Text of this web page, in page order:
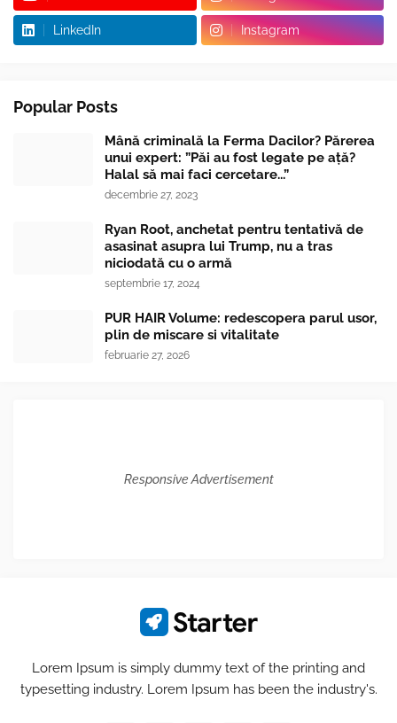
LinkedIn Instagram
Popular Posts
Mână criminală la Ferma Dacilor? Părerea
unui expert: ”Păi au fost legate pe ață?
Halal să mai faci cercetare...”
decembrie 27, 2023
Ryan Root, anchetat pentru tentativă de
asasinat asupra lui Trump, nu a tras
niciodată cu o armă
septembrie 17, 2024
PUR HAIR Volume: redescopera parul usor,
plin de miscare si vitalitate
februarie 27, 2026
Responsive Advertisement
Lorem Ipsum is simply dummy text of the printing and
typesetting industry. Lorem Ipsum has been the industry's.